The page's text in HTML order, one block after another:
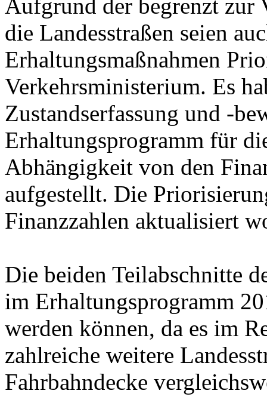
Aufgrund der begrenzt zur
die Landesstraßen seien
Erhaltungsmaßnahmen
Verkehrsministerium. Es
Zustandserfassung und -
Erhaltungsprogramm für
Abhängigkeit von den
aufgestellt. Die
Finanzzahlen aktualisiert
Die beiden Teilabschnitte
im Erhaltungsprogramm
werden können, da es im
zahlreiche weitere
Fahrbahndecke